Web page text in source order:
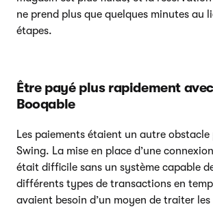
ne prend plus que quelques minutes au
étapes.
Être payé plus rapidement
Booqable
Les paiements étaient un autre obstacle
Swing. La mise en place d’une
était difficile sans un système capable
différents types de transactions en
avaient besoin d’un moyen de traiter les